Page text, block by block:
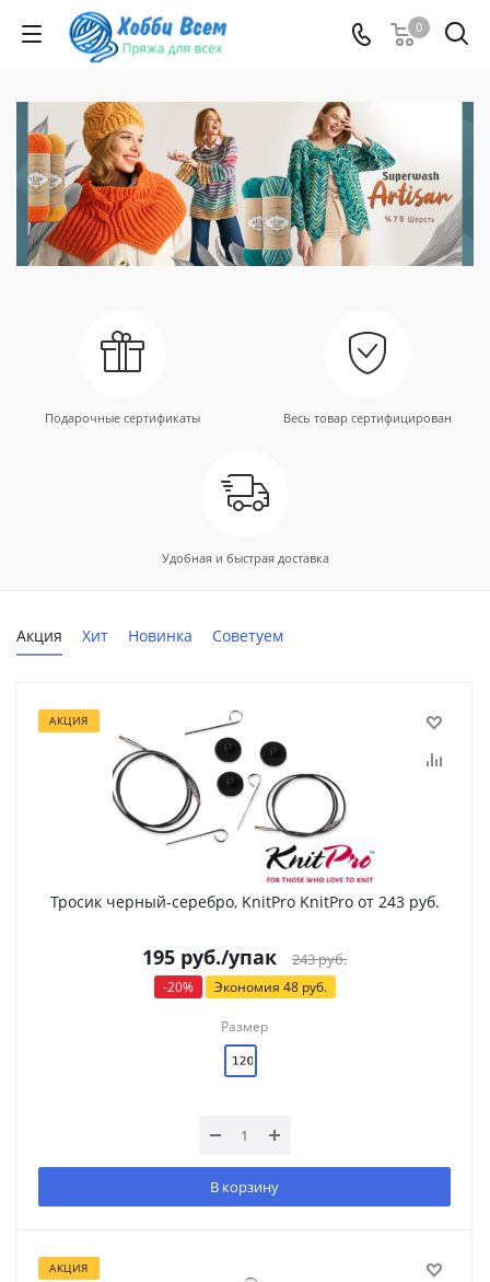
0
Подарочные сертификаты Весь товар сертифицирован
Удобная и быстрая доставка
Акция Хит Новинка Советуем
АКЦИЯ
Тросик черный-серебро, KnitPro KnitPro от 243 руб.
195 руб./упак 243руб.
-20% Экономия 48руб.
Размер
В корзину
АКЦИЯ